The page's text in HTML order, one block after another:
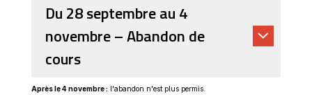
Du 28 septembre au 4
novembre – Abandon de
cours
Après le 4 novembre : l'abandon n'est plus permis.